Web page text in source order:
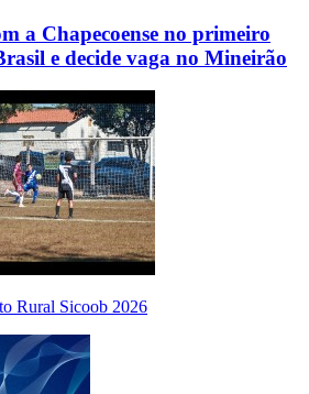
a Chapecoense no primeiro
e decide vaga no Mineirão
Rural Sicoob 2026